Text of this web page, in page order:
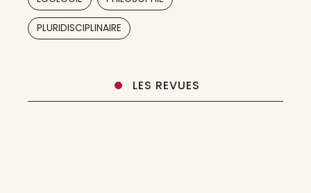
PLURIDISCIPLINAIRE
LES REVUES